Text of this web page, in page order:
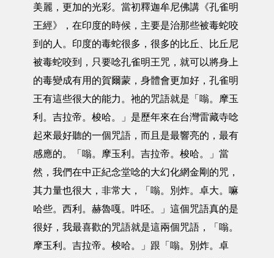
美麗，更加的光彩。當初釋迦牟尼佛講《孔雀明
王經》，在印度的時候，主要是治那些被毒蛇咬
到的人。印度的毒蛇很多，很多的比丘、比丘尼
被毒蛇咬到，只要唸孔雀明王咒，就可以將身上
的毒變成有用的賀爾蒙，身體會更加好，孔雀明
王有這些很大的能力。祂的咒語就是「嗡。摩玉
利。吉拉帝。梭哈。」是歷年來在台灣雷藏寺唸
起來最好聽的一個咒語，而且是最響亮的，最有
感應的。「嗡。摩玉利。吉拉帝。梭哈。」當
然，我們在中正紀念堂唸的大幻化網金剛的咒，
其力量也很大，非常大，「嗡。別炸。卓大。嘛
哈些。西利。赫魯嘎。吽呸。」這個咒語真的是
很好，我最喜歡的咒語就是這兩個咒語，「嗡。
摩玉利。吉拉帝。梭哈。」跟「嗡。別炸。卓